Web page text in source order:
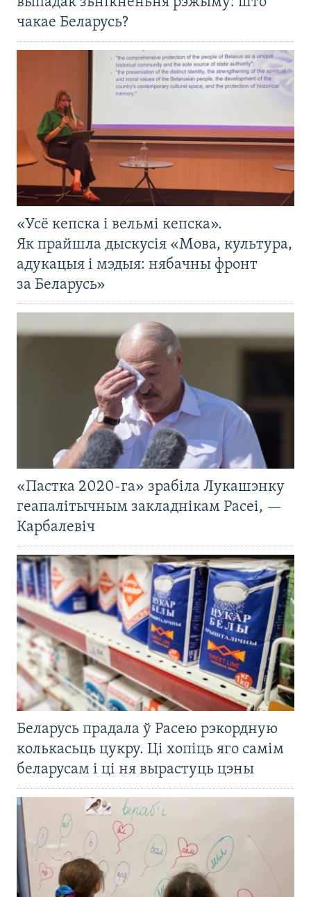
чакае Беларусь?
«Усё кепска і вельмі кепска».
Як прайшла дыскусія «Мова, культура,
адукацыя і мэдыя: нябачны фронт
за Беларусь»
«Пастка 2020-га» зрабіла Лукашэнку
геапалітычным закладнікам Расеі, —
Карбалевіч
Беларусь прадала ў Расею рэкордную
колькасьць цукру. Ці хопіць яго самім
беларусам і ці ня вырастуць цэны